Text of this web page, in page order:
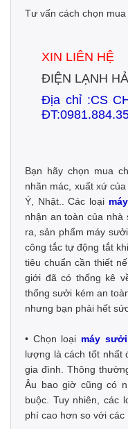
Tư vấn cách chọn
XIN LIÊN
ĐIỆN LẠNH
Địa chỉ :CS
Bạn hãy chọn mua
nhãn mác, xuất xứ
Ý, Nhật.. Các loại
nhận an toàn của nhà
ra, sản phẩm máy
công tắc tự động tắt
tiêu chuẩn cần thiết
giới đã có thống kê
thống sưởi kém an
nhưng bạn phải hết
• Chọn loại máy
lượng là cách tốt nhất
gia đình. Thông
Âu bao giờ cũng có
buộc. Tuy nhiên, các
phí cao hơn so với các